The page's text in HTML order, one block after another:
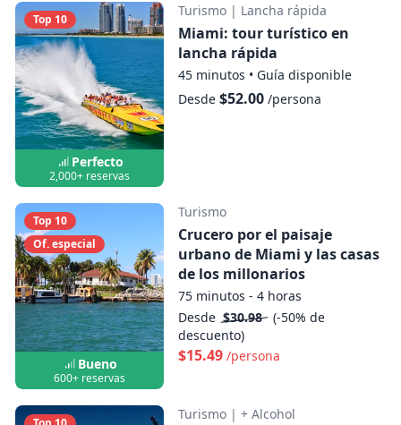
Top 10
Perfecto
2,000+ reservas
Turismo | Lancha rápida
Miami: tour turístico en
lancha rápida
45 minutos • Guía disponible
Desde $52.00/persona
Top 10
Of. especial
Bueno
600+ reservas
Turismo
Crucero por el paisaje
urbano de Miami y las casas
de los millonarios
75 minutos - 4 horas
Desde $30.98 (-50% de
descuento)
$15.49/persona
Turismo | + Alcohol